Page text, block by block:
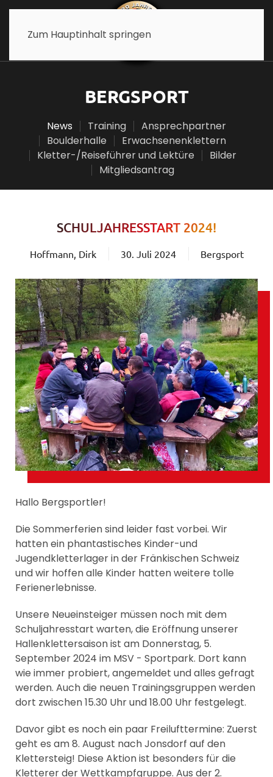
Zum Hauptinhalt springen
BERGSPORT
News Training
Ansprechpartner
Boulderhalle
Erwachsenenklettern
Kletter-/Reiseführer und Lektüre
Bilder
Mitgliedsantrag
SCHULJAHRESSTART 2024!
Hoffmann, Dirk 30. Juli 2024 Bergsport
Hallo Bergsportler!
Die Sommerferien sind leider fast vorbei. Wir
hatten ein phantastisches Kinder-und
Jugendkletterlager in der Fränkischen Schweiz
und wir hoffen alle Kinder hatten weitere tolle
Ferienerlebnisse.
Unsere Neueinsteiger müssen noch mit dem
Schuljahresstart warten, die Eröffnung unserer
Hallenklettersaison ist am Donnerstag, 5.
September 2024 im MSV - Sportpark. Dort kann
wie immer probiert, angemeldet und alles gefragt
werden. Auch die neuen Trainingsgruppen werden
dort zwischen 15.30 Uhr und 18.00 Uhr festgelegt.
Davor gibt es noch ein paar Freilufttermine: Zuerst
geht es am 8. August nach Jonsdorf auf den
Klettersteig! Diese Aktion ist besonders für die
Kletterer der Wettkampfgruppe. Aus der 2.